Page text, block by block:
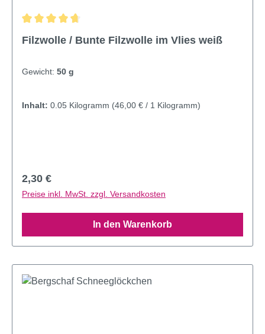
Filzwolle / Bunte Filzwolle im Vlies weiß
Gewicht: 50 g
Inhalt: 0.05 Kilogramm (46,00 € / 1 Kilogramm)
Regulärer Preis:
2,30 €
Preise inkl. MwSt. zzgl. Versandkosten
In den Warenkorb